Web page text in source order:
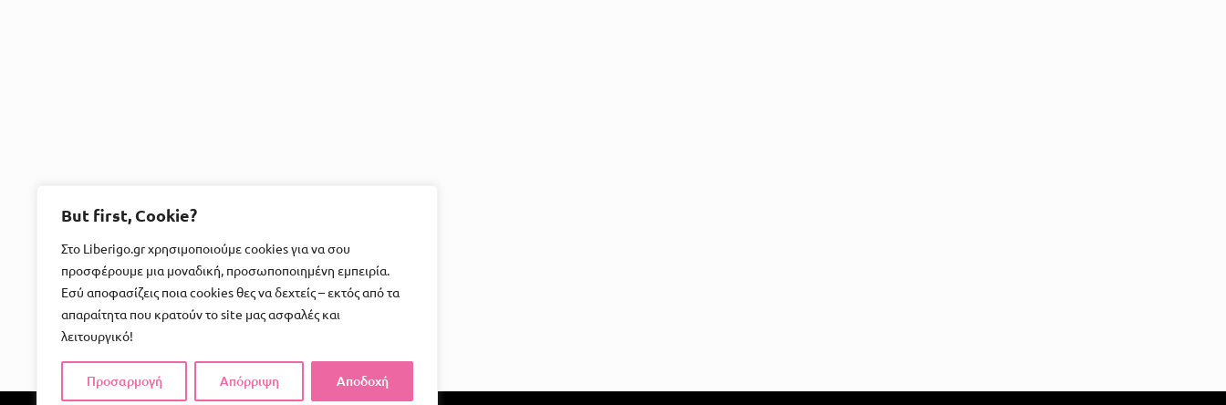
But first, Cookie?
Στο Liberigo.gr χρησιμοποιούμε cookies για να σου
προσφέρουμε μια μοναδική, προσωποποιημένη εμπειρία.
Εσύ αποφασίζεις ποια cookies θες να δεχτείς – εκτός από τα
απαραίτητα που κρατούν το site μας ασφαλές και
λειτουργικό!
Προσαρμογή Απόρριψη Αποδοχή